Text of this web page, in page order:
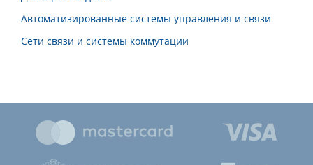
Автоматизированные системы управления и связи
Сети связи и системы коммутации